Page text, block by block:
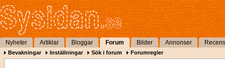
Nyheter Artiklar Bloggar Forum Bilder Annonser
Bevakningar Inställningar Sök i forum Forumregler